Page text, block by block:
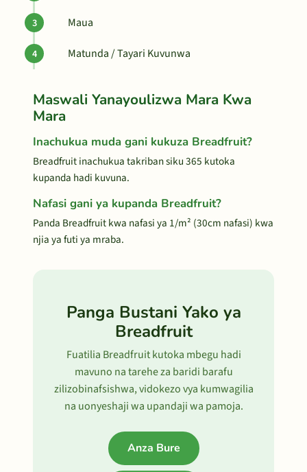
Maua
Matunda / Tayari Kuvunwa
Maswali Yanayoulizwa Mara Kwa
Mara
Inachukua muda gani kukuza Breadfruit?
Breadfruit inachukua takriban siku 365 kutoka
kupanda hadi kuvuna.
Nafasi gani ya kupanda Breadfruit?
Panda Breadfruit kwa nafasi ya 1/m² (30cm nafasi) kwa
njia ya futi ya mraba.
Panga Bustani Yako ya
Breadfruit
Fuatilia Breadfruit kutoka mbegu hadi
mavuno na tarehe za baridi barafu
zilizobinafsishwa, vidokezo vya kumwagilia
na uonyeshaji wa upandaji wa pamoja.
Anza Bure